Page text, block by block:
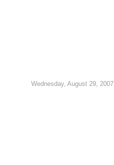
Wednesday, August 29, 2007